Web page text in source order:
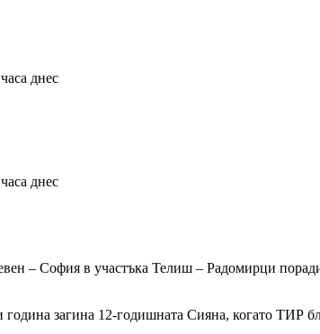
днес
днес
– София в участъка Телиш – Радомирци
загина 12-годишната Сияна, когато ТИР